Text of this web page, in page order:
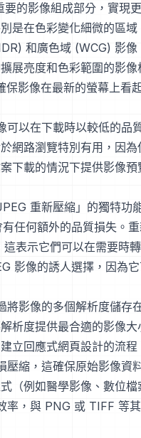
的影像組成部分，實現
是在色彩變化細微的區域
和廣色域 (WCG) 影像
展亮度和色彩範圍的影
影像在最新的螢幕上看
以在下載時以較低的品
網路瀏覽特別有用，因
下載的情況下提供影像
重新壓縮」的獨特功
任何額外的品質損失。
表示它們可以在需要時
影像的誘人選擇，因為
影像的多個解析度儲存
析度提供最合適的影像
立回應式網頁設計的流程
縮，這確保原始影像資
（例如醫學影像、數位
率，與 PNG 或 TIFF 等